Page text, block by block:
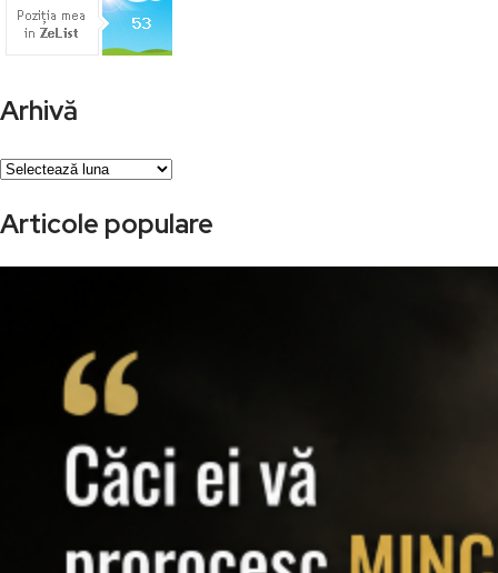
Arhivă
Arhivă
Articole populare